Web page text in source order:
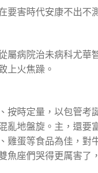
要害時代安康不出不
屬病院治未病科尤華
上火焦躁。
按時定量，以包管考
亂地盤旋。主，還要
雞蛋等食品為佳，對
魚座們哭得更厲害了